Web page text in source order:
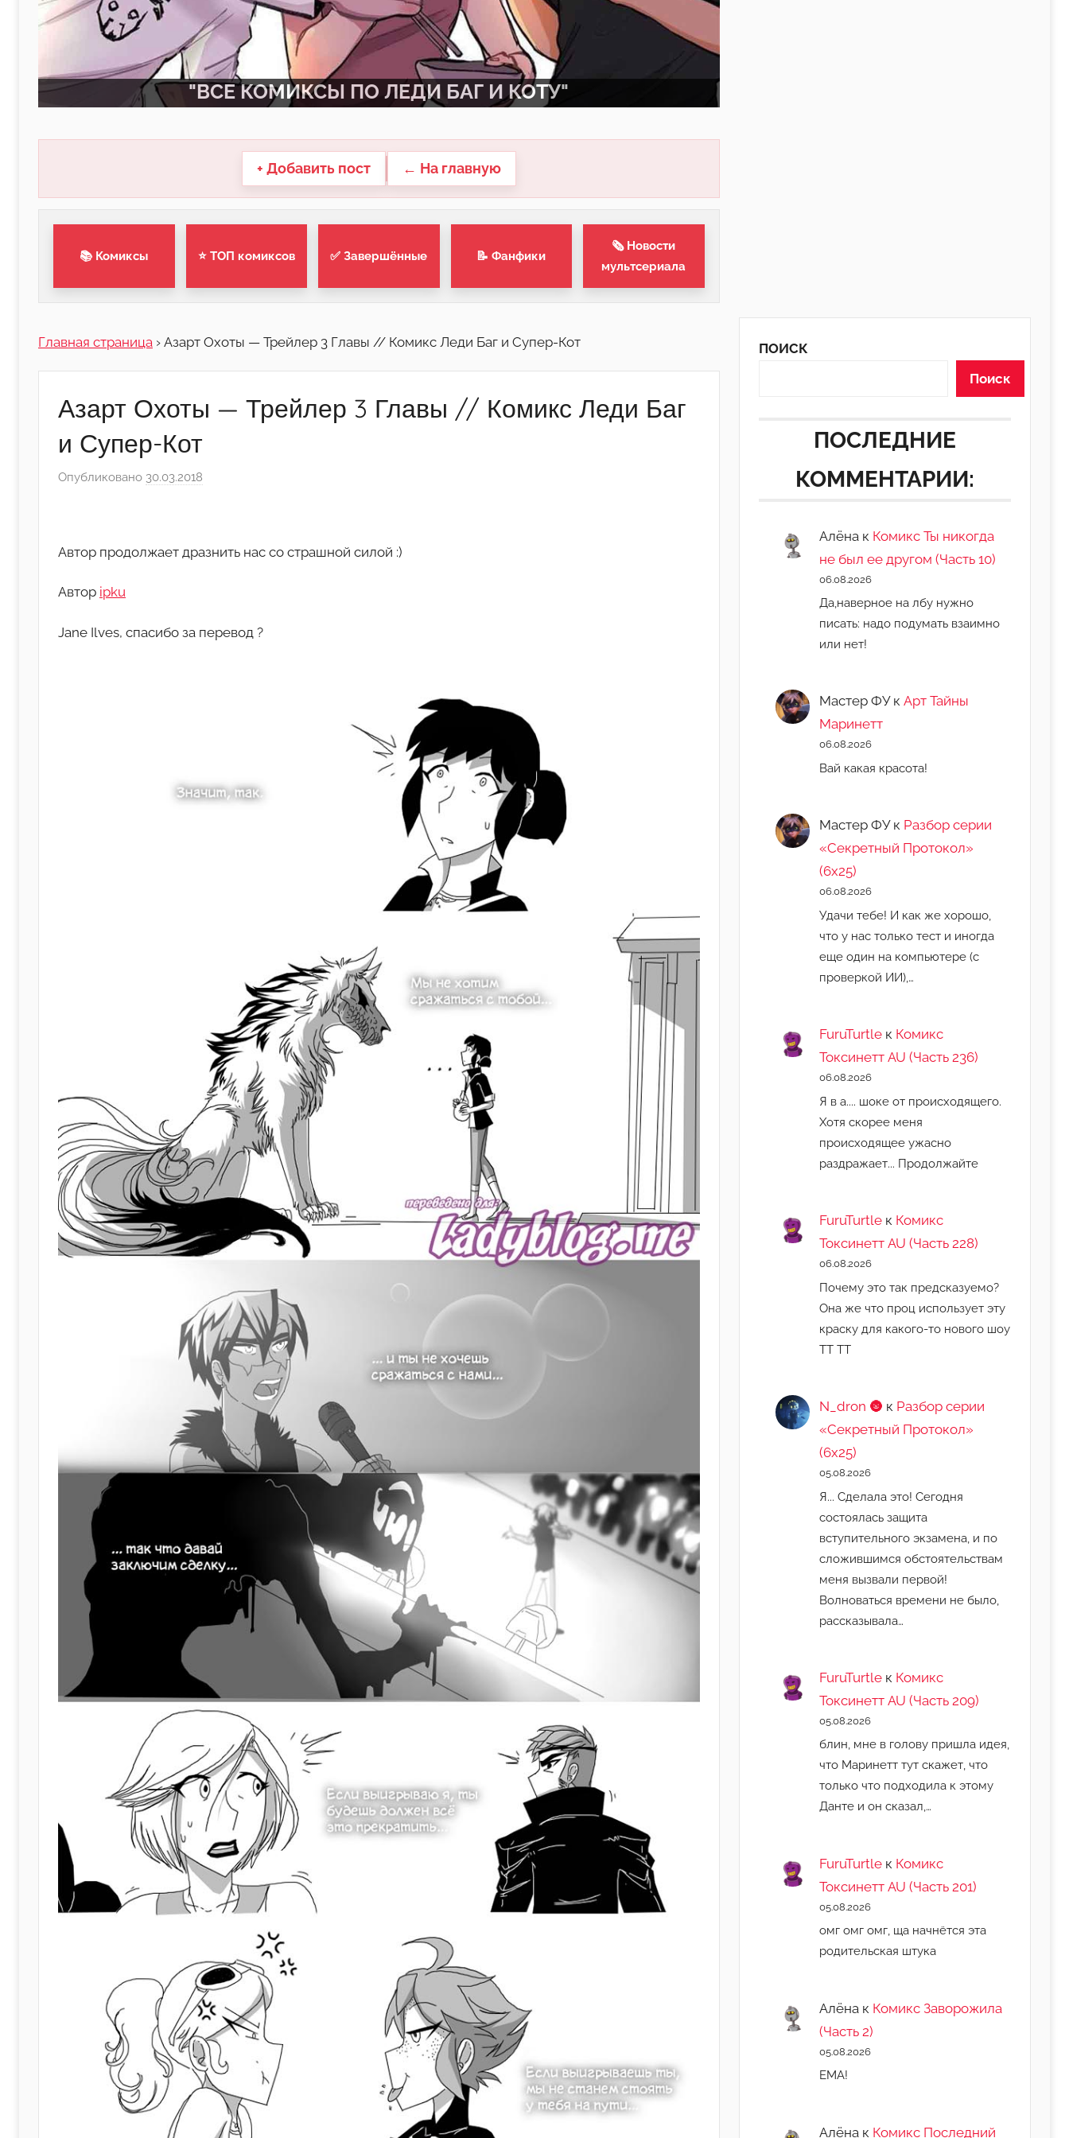
"ВСЕ КОМИКСЫ ПО ЛЕДИ БАГ И КОТУ"
+ Добавить пост ← На главную
📚 Комиксы ⭐ ТОП комиксов ✅ Завершённые 📝 Фанфики
🗞 Новости
мультсериала
Главная страница › Азарт Охоты — Трейлер 3 Главы // Комикс Леди Баг и Супер-Кот
Азарт Охоты — Трейлер 3 Главы // Комикс Леди Баг
и Супер-Кот
Опубликовано 30.03.2018
р
Автор продолжает дразнить нас со страшной силой :)
Автор ipku
Jane Ilves, спасибо за перевод ?
ПОИСК
Поиск
ПОСЛЕДНИЕ
КОММЕНТАРИИ:
Алёна к Комикс Ты никогда
не был ее другом (Часть 10)
06.08.2026
Да,наверное на лбу нужно
писать: надо подумать взаимно
или нет!
Мастер ФУкАрт Тайны
Маринетт
06.08.2026
Вай какая красота!
Мастер ФУк Разбор серии
«Секретный Протокол»
(6х25)
06.08.2026
Удачи тебе! И как же хорошо,
что у нас только тест и иногда
еще один на компьютере (с
проверкой ИИ),…
FuruTurtle к Комикс
Токсинетт AU (Часть 236)
06.08.2026
Я в а.... шоке от происходящего.
Хотя скорее меня
происходящее ужасно
раздражает... Продолжайте
FuruTurtle к Комикс
Токсинетт AU (Часть 228)
06.08.2026
Почему это так предсказуемо?
Она же что проц использует эту
краску для какого-то нового шоу
ТТ ТТ
N_dron 🌚 к Разбор серии
«Секретный Протокол»
(6х25)
05.08.2026
Я... Сделала это! Сегодня
состоялась защита
вступительного экзамена, и по
сложившимся обстоятельствам
меня вызвали первой!
Волноваться времени не было,
рассказывала…
FuruTurtle к Комикс
Токсинетт AU (Часть 209)
05.08.2026
блин, мне в голову пришла идея,
что Маринетт тут скажет, что
только что подходила к этому
Данте и он сказал,…
FuruTurtle к Комикс
Токсинетт AU (Часть 201)
05.08.2026
омг омг омг, ща начнëтся эта
родительская штука
Алёна к Комикс Заворожила
(Часть 2)
05.08.2026
ЕМА!
Алёна к Комикс Последний